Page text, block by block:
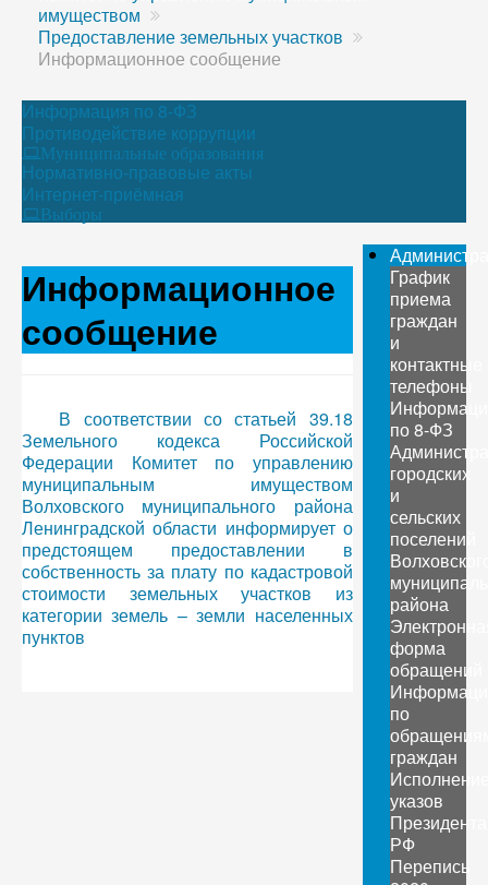
имуществом
Предоставление земельных участков
Информационное сообщение
Информация по 8-ФЗ
Противодействие коррупции
Муниципальные образования
Нормативно-правовые акты
Интернет-приёмная
Выборы
Информационное
сообщение
В соответствии со статьей 39.18
Земельного кодекса Российской
Федерации Комитет по управлению
муниципальным имуществом
Волховского муниципального района
Ленинградской области информирует о
предстоящем предоставлении в
собственность за плату по кадастровой
стоимости земельных участков из
категории земель – земли населенных
пунктов
График
приема
граждан
и
контактные
телефоны
по 8-ФЗ
городских
и
сельских
поселений
района
форма
обращений
по
граждан
указов
Президента
РФ
Перепись